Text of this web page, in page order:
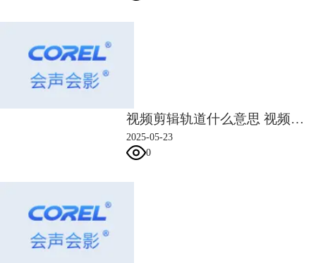
以上三组图片没有插入任何文字，但通过不同的排序组合，却能让人们产
个镜头的组合，从而暗示观众的大脑自发地产生联想的过程，就是著名的
库里肖夫效应。
鲁迅先生在他的作品《而已集·小杂感》中描述的那样：一看到短袖
子，立刻想到白胳膊，立刻想到全……由此可见，鲁迅先生他应该是懂蒙
视频剪辑轨道什么意思 视频剪辑轨道怎么用
2025-05-23
0